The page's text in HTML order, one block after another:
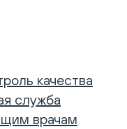
качества
служба
врачам